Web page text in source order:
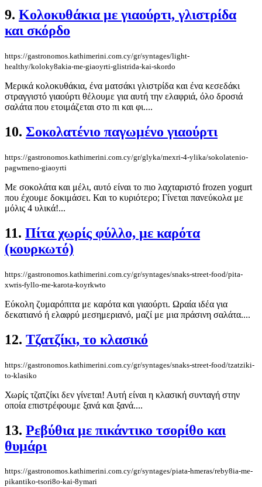
9. Κολοκυθάκια με γιαούρτι, γλιστρίδα
και σκόρδο
https://gastronomos.kathimerini.com.cy/gr/syntages/light-
healthy/koloky8akia-me-giaoyrti-glistrida-kai-skordo
Μερικά κολοκυθάκια, ένα ματσάκι γλιστρίδα και ένα κεσεδάκι
στραγγιστό γιαούρτι θέλουμε για αυτή την ελαφριά, όλο δροσιά
σαλάτα που ετοιμάζεται στο πι και φι....
10. Σοκολατένιο παγωμένο γιαούρτι
https://gastronomos.kathimerini.com.cy/gr/glyka/mexri-4-ylika/sokolatenio-
pagwmeno-giaoyrti
Με σοκολάτα και μέλι, αυτό είναι το πιο λαχταριστό frozen yogurt
που έχουμε δοκιμάσει. Και το κυριότερο; Γίνεται πανεύκολα με
μόλις 4 υλικά!...
11. Πίτα χωρίς φύλλο, με καρότα
(κουρκωτό)
https://gastronomos.kathimerini.com.cy/gr/syntages/snaks-street-food/pita-
xwris-fyllo-me-karota-koyrkwto
Εύκολη ζυμαρόπιτα με καρότα και γιαούρτι. Ωραία ιδέα για
δεκατιανό ή ελαφρύ μεσημεριανό, μαζί με μια πράσινη σαλάτα....
12. Τζατζίκι, το κλασικό
https://gastronomos.kathimerini.com.cy/gr/syntages/snaks-street-food/tzatziki-
to-klasiko
Χωρίς τζατζίκι δεν γίνεται! Αυτή είναι η κλασική συνταγή στην
οποία επιστρέφουμε ξανά και ξανά....
13. Ρεβύθια με πικάντικο τσορίθο και
θυμάρι
https://gastronomos.kathimerini.com.cy/gr/syntages/piata-hmeras/reby8ia-me-
pikantiko-tsori8o-kai-8ymari